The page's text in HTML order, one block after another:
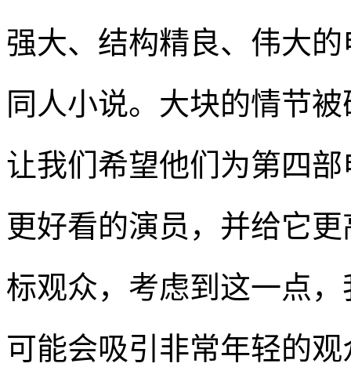
强大、结构精良、伟大
同人小说。大块的情节
让我们希望他们为第四
更好看的演员，并给它
标观众，考虑到这一点
可能会吸引非常年轻的